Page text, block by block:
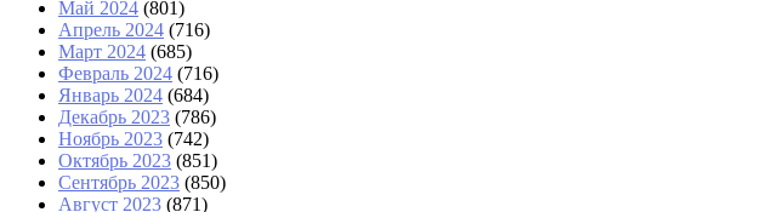
Май 2024 (801)
Апрель 2024 (716)
Март 2024 (685)
Февраль 2024 (716)
Январь 2024 (684)
Декабрь 2023 (786)
Ноябрь 2023 (742)
Октябрь 2023 (851)
Сентябрь 2023 (850)
Август 2023 (871)